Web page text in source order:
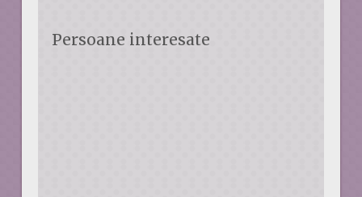
Persoane interesate